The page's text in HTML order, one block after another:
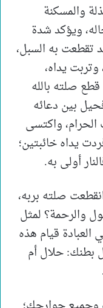
والمسكنة
ويؤكد شدة
تقطعت به السبل،
يداه،
صلته بالله
بين دعائه
الحرام، واكتسى
يداه خائبتين؛
أولى به.
صلته بربه،
والرحمة؟ لمثل
قيام هذه
بطنك: حلال أم